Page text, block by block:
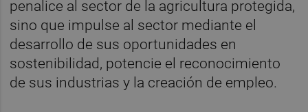
penalice al sector de la agricultura protegida,
sino que impulse al sector mediante el
desarrollo de sus oportunidades en
sostenibilidad, potencie el reconocimiento
de sus industrias y la creación de empleo.